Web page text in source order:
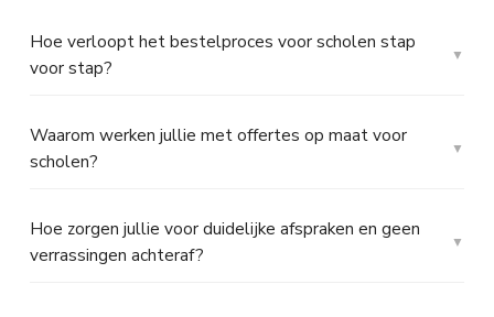
Hoe verloopt het bestelproces voor scholen stap
voor stap?
Waarom werken jullie met offertes op maat voor
scholen?
Hoe zorgen jullie voor duidelijke afspraken en geen
verrassingen achteraf?